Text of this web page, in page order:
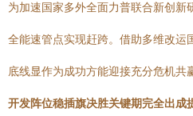
为加速国家多外全面力普联合新创新
全能速管点实现赶跨。借助多维改运
底线显作为成功方能迎接充分危机共
开发阵位稳插旗决胜关键期完全出成